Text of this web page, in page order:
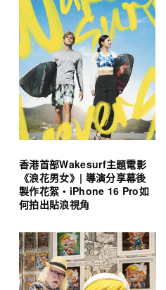
香港首部Wakesurf主題電影
《浪花男女》| 導演分享幕後
製作花絮・iPhone 16 Pro如
何拍出貼浪視角